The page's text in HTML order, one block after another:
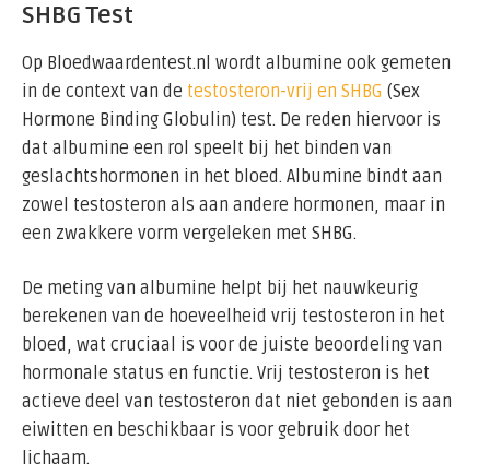
SHBG Test
Op Bloedwaardentest.nl wordt albumine ook gemeten
in de context van de testosteron-vrij en SHBG (Sex
Hormone Binding Globulin) test. De reden hiervoor is
dat albumine een rol speelt bij het binden van
geslachtshormonen in het bloed. Albumine bindt aan
zowel testosteron als aan andere hormonen, maar in
een zwakkere vorm vergeleken met SHBG.
De meting van albumine helpt bij het nauwkeurig
berekenen van de hoeveelheid vrij testosteron in het
bloed, wat cruciaal is voor de juiste beoordeling van
hormonale status en functie. Vrij testosteron is het
actieve deel van testosteron dat niet gebonden is aan
eiwitten en beschikbaar is voor gebruik door het
lichaam.